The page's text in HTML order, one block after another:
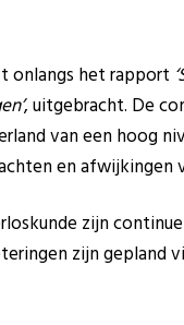
onlangs het rapport
, uitgebracht. De
van een hoog
en afwijkingen
zijn
zijn gepland